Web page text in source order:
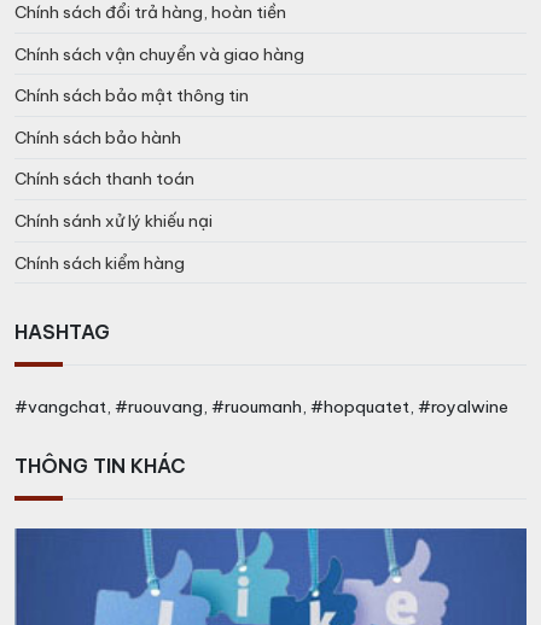
Chính sách đổi trả hàng, hoàn tiền
Chính sách vận chuyển và giao hàng
Chính sách bảo mật thông tin
Chính sách bảo hành
Chính sách thanh toán
Chính sánh xử lý khiếu nại
Chính sách kiểm hàng
HASHTAG
#vangchat, #ruouvang, #ruoumanh, #hopquatet, #royalwine
THÔNG TIN KHÁC